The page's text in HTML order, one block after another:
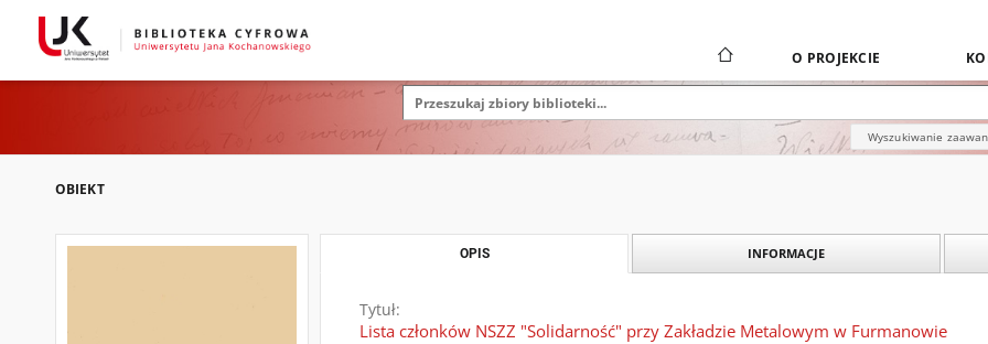
O PROJEKCIE
Wyszukiwanie
OBIEKT
OPIS INFORMACJE
Tytuł:
Lista członków NSZZ "Solidarność" przy Zakładzie Metalowym w Furmanowie